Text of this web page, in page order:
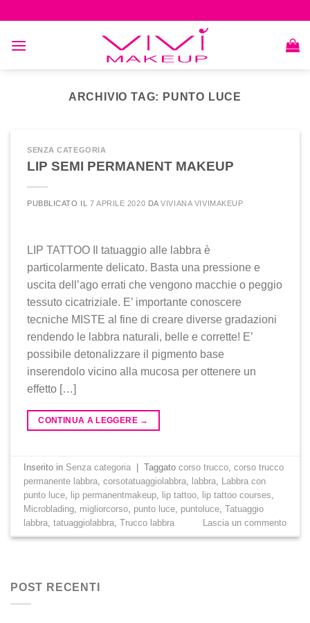
content
ARCHIVIO TAG: PUNTO LUCE
SENZA CATEGORIA
LIP SEMI PERMANENT MAKEUP
PUBBLICATO IL 7 APRILE 2020 DAVIVIANA VIVIMAKEUP
LIP TATTOO Il tatuaggio alle labbra è
particolarmente delicato. Basta una pressione e
uscita dell’ago errati che vengono macchie o peggio
tessuto cicatriziale. E’ importante conoscere
tecniche MISTE al fine di creare diverse gradazioni
rendendo le labbra naturali, belle e corrette! E’
possibile detonalizzare il pigmento base
inserendolo vicino alla mucosa per ottenere un
effetto […]
CONTINUA A LEGGERE →
Inserito in Senza categoria Taggatocorso trucco ,corso trucco
permanente labbra ,corsotatuaggiolabbra labbra
Labbra con
punto luce
lip permanentmakeup lip tattoo lip tattoo courses
Microblading migliorcorso punto luce puntoluce ,Tatuaggio
labbra ,tatuaggiolabbra ,Trucco labbra Lascia un commento
POST RECENTI